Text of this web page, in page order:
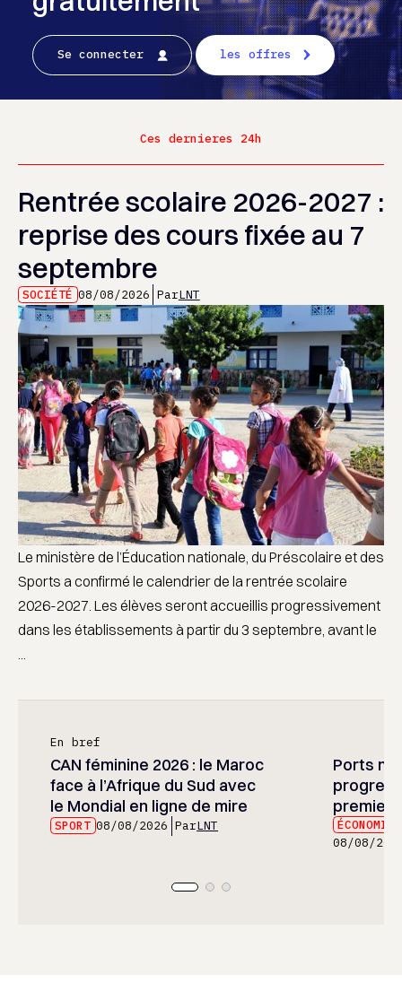
Se connecter les offres
Ces dernieres 24h
Rentrée scolaire 2026-2027 :
reprise des cours fixée au 7
septembre
SOCIÉTÉ 08/08/2026 ParLNT
Le ministère de l’Éducation nationale, du Préscolaire et des
Sports a confirmé le calendrier de la rentrée scolaire
2026-2027. Les élèves seront accueillis progressivement
dans les établissements à partir du 3 septembre, avant le
...
En bref
CAN féminine 2026 : le Maroc
face à l’Afrique du Sud avec
le Mondial en ligne de mire
SPORT 08/08/2026 ParLNT
Ports
premier
08/08/